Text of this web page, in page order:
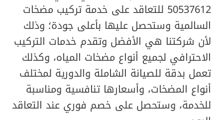
50537612 للتعاقد على خدمة تركيب مضخات
السالمية وستحصل عليها بأعلى جودة؛ وذلك
لأن شركتنا هي الأفضل وتقدم خدمات التركيب
الاحترافي لجميع أنواع مضخات المياه، وكذلك
تعمل بدقة للصيانة الشاملة والدورية لمختلف
أنواع المضخات، وأسعارها تنافسية ومناسبة
للخدمة، وستحصل على خصم فوري عند التعاقد